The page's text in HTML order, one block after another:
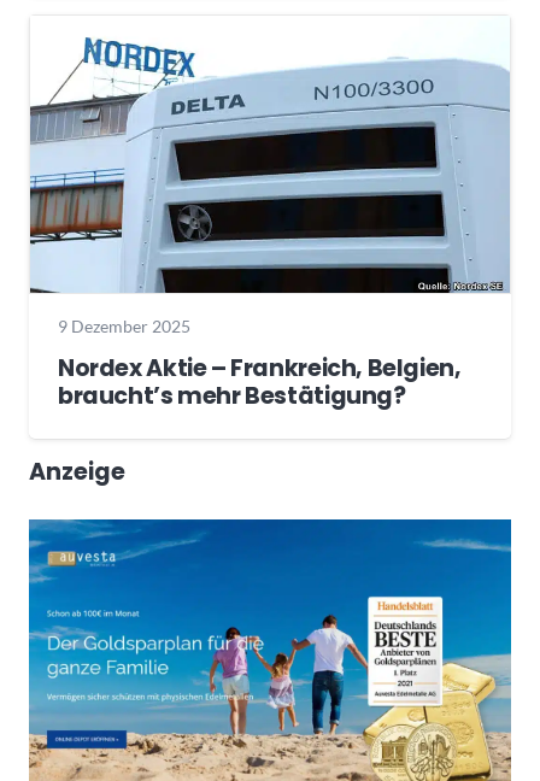
9 Dezember 2025
Nordex Aktie – Frankreich, Belgien,
braucht’s mehr Bestätigung?
Anzeige